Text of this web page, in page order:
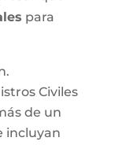
para
Civiles
de un
incluyan